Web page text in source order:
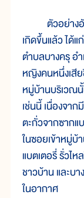
ตัวอย่างอัน
เกิดขึ้นแล้ว ได้
ตำบลบางครุ อ
หญิงคนหนึ่งเสี
หมู่บ้านบริเวณ
เช่นนี้ เนื่องจา
ตะกั่วจากซาก
ในซอยเข้าหมู่บ้
แบตเตอรี่ รั่วไ
ชาวบ้าน และบ
ในอากาศ